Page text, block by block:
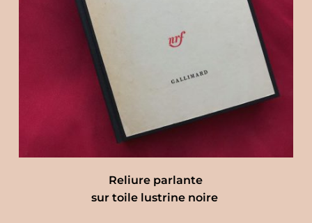
Reliure parlante
sur toile lustrine noire